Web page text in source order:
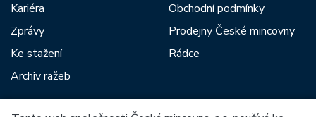
Kariéra
Zprávy
Ke stažení
Archiv ražeb
Obchodní podmínky
Prodejny České mincovny
Rádce